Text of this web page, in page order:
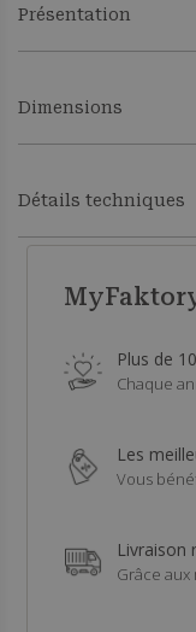
Présentation
Dimensions
Détails techniques
Plus de
Chaque
Les
Vous
Livraison
Grâce